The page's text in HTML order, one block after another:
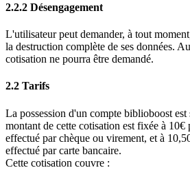
2.2.2 Désengagement
L'utilisateur peut demander, à tout
la destruction complète de ses données.
cotisation ne pourra être demandé.
2.2 Tarifs
La possession d'un compte biblioboost
montant de cette cotisation est fixée à 10€
effectué par chèque ou virement, et à
effectué par carte bancaire.
Cette cotisation couvre :